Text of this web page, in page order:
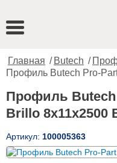
Главная / Butech /
Профиль Butech Pro-
Профиль Butech
Brillo 8x11x2500
Артикул: 100005363